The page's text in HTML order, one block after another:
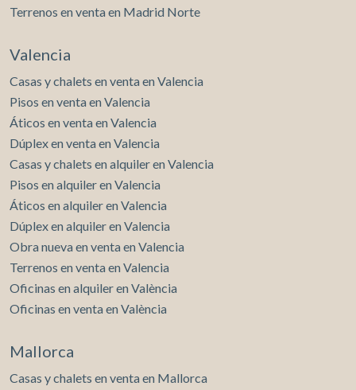
Terrenos en venta en Madrid Norte
Valencia
Casas y chalets en venta en Valencia
Pisos en venta en Valencia
Áticos en venta en Valencia
Dúplex en venta en Valencia
Casas y chalets en alquiler en Valencia
Pisos en alquiler en Valencia
Áticos en alquiler en Valencia
Dúplex en alquiler en Valencia
Obra nueva en venta en Valencia
Terrenos en venta en Valencia
Oficinas en alquiler en València
Oficinas en venta en València
Mallorca
Casas y chalets en venta en Mallorca